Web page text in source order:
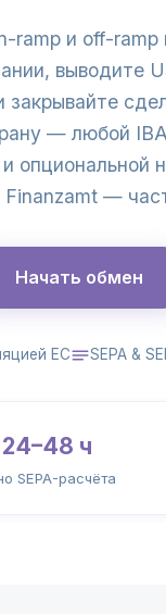
ramp и off-
выводите
закрывайте
— любой
опциональной
Finanzamt —
Начать обмен
ЕС SEPA &
24–48 ч
SEPA-расчёта